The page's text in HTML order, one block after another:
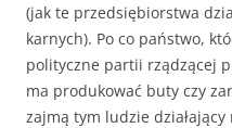
(jak te przedsiębiorstwa
karnych). Po co państwo,
polityczne partii rządzącej
ma produkować buty czy
zajmą tym ludzie